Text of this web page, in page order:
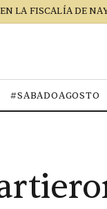
LA FISCALÍA DE
#SABADOAGOSTO